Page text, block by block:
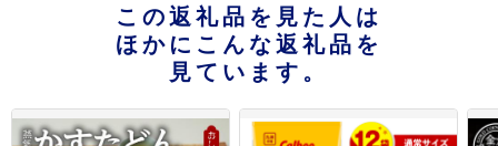
この返礼品を見た人は
ほかにこんな返礼品を
見ています。